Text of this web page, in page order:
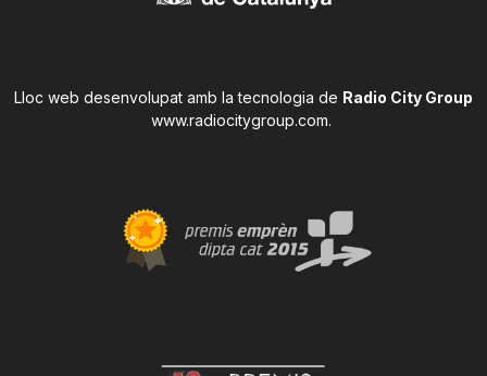
Lloc web desenvolupat amb la tecnologia de Radio City Group
www.radiocitygroup.com.